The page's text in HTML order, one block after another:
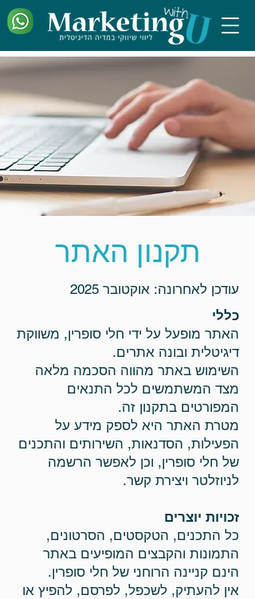
תקנון האתר
עודכן לאחרונה: אוקטובר 2025
כללי
האתר מופעל על ידי חלי סופרין, משווקת
דיגיטלית ובונה אתרים.
השימוש באתר מהווה הסכמה מלאה
מצד המשתמשים לכל התנאים
המפורטים בתקנון זה.
מטרת האתר היא לספק מידע על
הפעילות, הסדנאות, השירותים והתכנים
של חלי סופרין, וכן לאפשר הרשמה
לניוזלטר ויצירת קשר.
זכויות יוצרים
כל התכנים, הטקסטים, הסרטונים,
התמונות והקבצים המופיעים באתר
הינם קניינה הרוחני של חלי סופרין.
אין להעתיק, לשכפל, לפרסם, להפיץ או